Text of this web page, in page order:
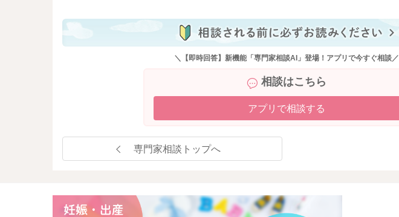
＼【即時回答】新機能「専門家相談AI」登場！アプリで今すぐ相談／
相談はこちら
アプリで相談する
専門家相談トップへ